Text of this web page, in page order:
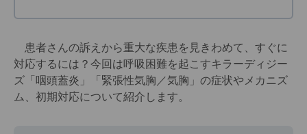
患者さんの訴えから重大な疾患を見きわめて、すぐに
対応するには？今回は呼吸困難を起こすキラーディジー
ズ「咽頭蓋炎」「緊張性気胸／気胸」の症状やメカニズ
ム、初期対応について紹介します。